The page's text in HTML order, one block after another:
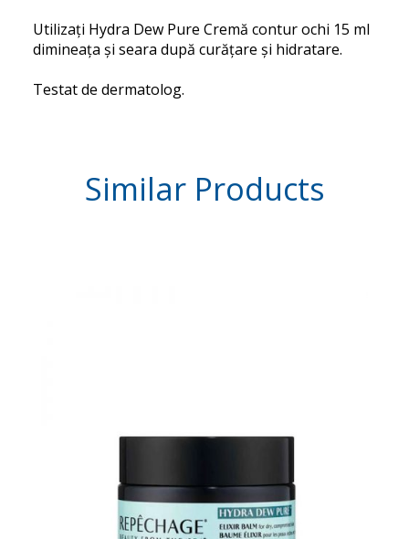
Utilizați Hydra Dew Pure Cremă contur ochi 15 ml
dimineața și seara după curățare și hidratare.
Testat de dermatolog.
Similar Products